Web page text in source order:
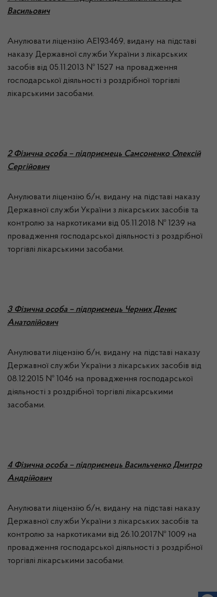
Васильович
Анулювати ліцензію АЕ193469, видану на підставі
наказу Державної служби України з лікарських
засобів від 05.11.2013 № 1527 на провадження
господарської діяльності з роздрібної торгівлі
лікарськими засобами.
2 Фізична особа – підприємець Самсоненко Олексій
Сергійович
Анулювати ліцензію б/н, видану на підставі наказу
Державної служби України з лікарських засобів та
контролю за наркотиками від 05.11.2018 № 1239 на
провадження господарської діяльності з роздрібної
торгівлі лікарськими засобами.
3 Фізична особа – підприємець Черних Денис
Анатолійович
Анулювати ліцензію б/н, видану на підставі наказу
Державної служби України з лікарських засобів від
08.12.2015 № 1046 на провадження господарської
діяльності з роздрібної торгівлі лікарськими
засобами.
4 Фізична особа – підприємець Васильченко Дмитро
Андрійович
Анулювати ліцензію б/н, видану на підставі наказу
Державної служби України з лікарських засобів та
контролю за наркотиками від 26.10.2017№ 1009 на
провадження господарської діяльності з роздрібної
торгівлі лікарськими засобами.